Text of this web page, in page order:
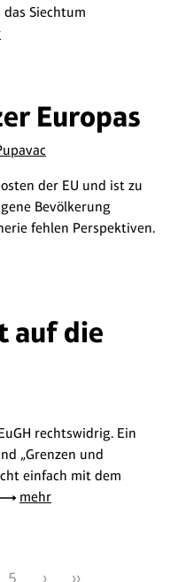
Siechtum
Europas
der EU und ist zu
Bevölkerung
fehlen Perspektiven.
auf die
rechtswidrig. Ein
„Grenzen und
einfach mit dem
mehr
5 › ››